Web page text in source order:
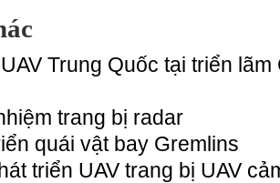
Trung Quốc tại triển lãm
trang bị radar
quái vật bay Gremlins
triển UAV trang bị UAV